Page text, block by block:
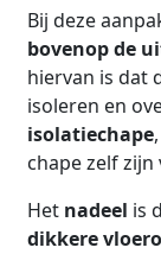
Bij deze
bovenop de
hiervan is dat
isoleren en
isolatiechape
chape zelf
Het nadeel is
dikkere